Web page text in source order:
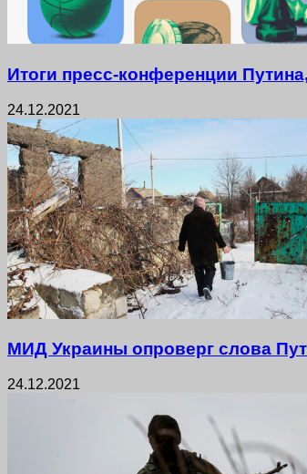
Итоги пресс-конференции
24.12.2021
МИД Украины опроверг слова
24.12.2021